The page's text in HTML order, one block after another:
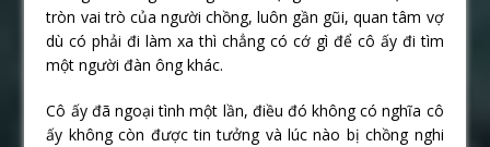
tròn vai trò của người chồng, luôn gần gũi, quan tâm vợ
dù có phải đi làm xa thì chẳng có cớ gì để cô ấy đi tìm
một người đàn ông khác.
Cô ấy đã ngoại tình một lần, điều đó không có nghĩa cô
ấy không còn được tin tưởng và lúc nào bị chồng nghi